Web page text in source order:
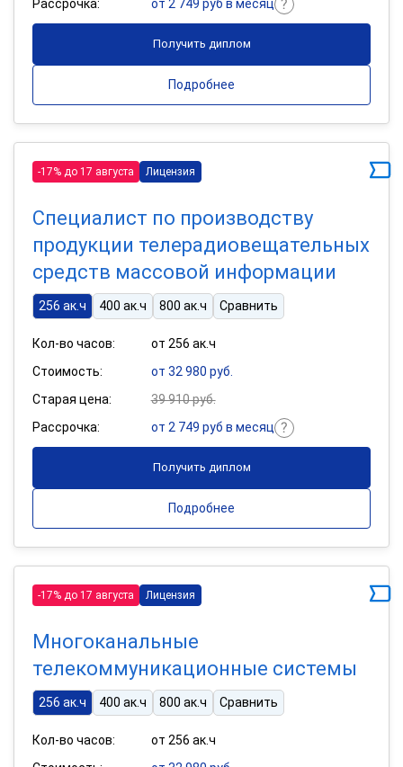
Рассрочка:
от 2 749 руб в месяц
Получить диплом
Подробнее
-17% до 17 августа Лицензия
Специалист по производству
продукции телерадиовещательных
средств массовой информации
256 ак.ч 400 ак.ч 800 ак.ч Сравнить
Кол-во часов:
от 256 ак.ч
Стоимость:
от 32 980 руб.
Старая цена:
39 910 руб.
Рассрочка:
от 2 749 руб в месяц
Получить диплом
Подробнее
-17% до 17 августа Лицензия
Многоканальные
телекоммуникационные системы
256 ак.ч 400 ак.ч 800 ак.ч Сравнить
Кол-во часов:
от 256 ак.ч